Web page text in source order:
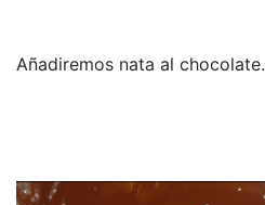
Añadiremos nata al chocolate.